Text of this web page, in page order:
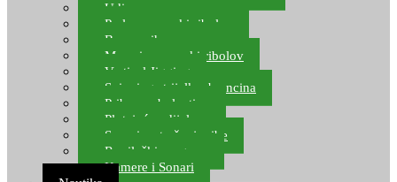
Udice za more
Perle za morski ribolov
Brum prihrana za more
Mamci za morski ribolov
Vertical Jigging
Spinning strijelke, brancina
Pribor za bolentino
Plutajuća odijela
Sonari za traženje ribe
Ronilački program
Kamere i Sonari